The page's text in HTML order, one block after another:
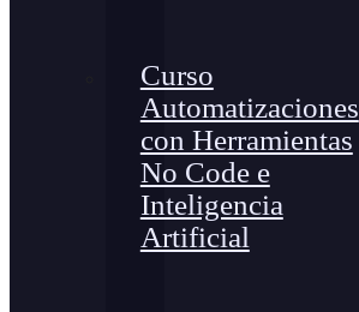
Curso
Automatizaciones
con Herramientas
No Code e
Inteligencia
Artificial